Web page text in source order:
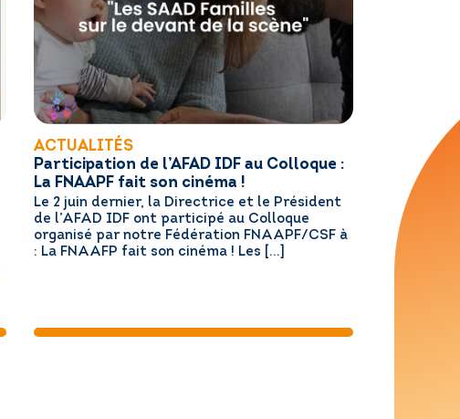
ACTUALITÉS
Participation de l’AFAD IDF au Colloque :
La FNAAPF fait son cinéma !
Le 2 juin dernier, la Directrice et le Président
de l’AFAD IDF ont participé au Colloque
organisé par notre Fédération FNAAPF/CSF à
: La FNAAFP fait son cinéma ! Les […]